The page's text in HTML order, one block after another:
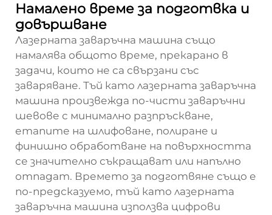
Намалено време за подготвка и
довършване
Лазерната заваръчна машина също
намалява общото време, прекарано в
задачи, които не са свързани със
заваряване. Тъй като лазерната заваръчна
машина произвежда по-чисти заваръчни
шевове с минимално разпръскване,
етапите на шлифоване, полиране и
финишно обработване на повърхността
се значително съкращават или напълно
отпадат. Времето за подготвяне също е
по-предсказуемо, тъй като лазерната
заваръчна машина използва цифрови